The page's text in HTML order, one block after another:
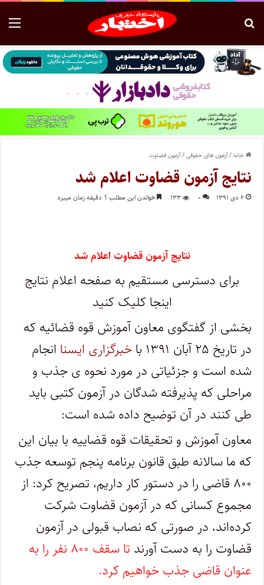
خانه/آزمون های حقوقی/آزمون قضاوت
نتایج آزمون قضاوت اعلام شد
۶ دی ۱۳۹۱ ۰ ۱۳۳ خواندن این مطلب 1 دقیقه زمان میبرد
نتایج آزمون قضاوت اعلام شد
برای دسترسی مستقیم به صفحه اعلام نتایج
اینجا کلیک کنید
بخشی از گفتگوی معاون آموزش قوه قضائیه که
در تاریخ ۲۵ آبان ۱۳۹۱ با
خبرگزاری ایسنا انجام
شده است و جزئیاتی در مورد نحوه ی جذب و
مراحلی که پذیرفته شدگان در آزمون کتبی باید
طی کنند در آن توضیح داده شده است:
معاون آموزش و تحقیقات قوه قضاییه با بیان این
که ما سالانه طبق قانون برنامه پنجم توسعه جذب
۸۰۰ قاضی را در دستور کار داریم، تصریح کرد: از
مجموع کسانی که در آزمون قضاوت شرکت
کرده‌اند، در صورتی که نصاب قبولی در آزمون
قضاوت را به دست آورند
تا سقف ۸۰۰ نفر را به
عنوان قاضی جذب خواهیم کرد.